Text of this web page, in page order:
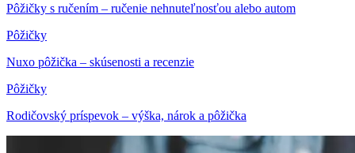
Pôžičky s ručením – ručenie nehnuteľnosťou alebo autom
Pôžičky
Nuxo pôžička – skúsenosti a recenzie
Pôžičky
Rodičovský príspevok – výška, nárok a pôžička